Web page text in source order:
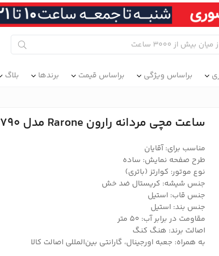
براساس ویژگی براساس قیمت برندها بلاگ
ساعت مچی مردانه رارون Rarone مدل 88009790
مناسب برای: آقایان
طرح صفحه نمایش: ساده
نوع موتور: کوارتز (باتری)
جنس شیشه: کریستال ضد خش
جنس قاب: استیل
جنس بند: استیل
مقاومت در برابر آب: 50 متر
اصالت برند: هنگ کنگ
به همراه: جعبه اورجینال، گارانتی بین‌المللی اصالت کالا